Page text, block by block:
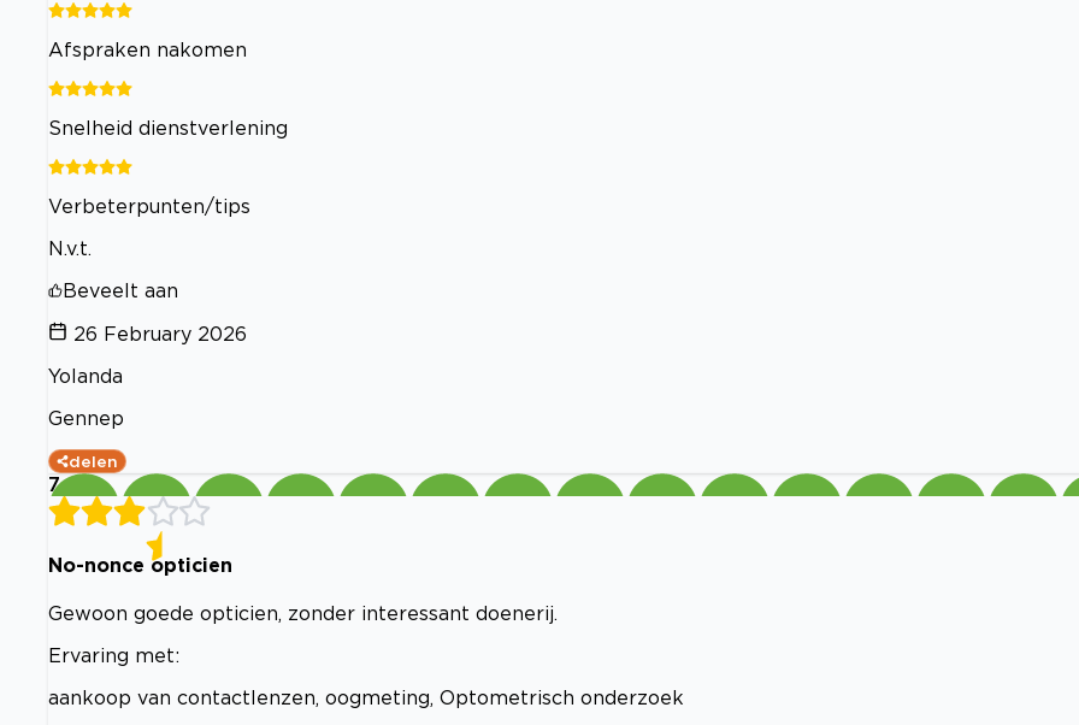
Afspraken nakomen
Snelheid dienstverlening
Verbeterpunten/tips
N.v.t.
Beveelt aan
26 February 2026
Yolanda
Gennep
delen
7
No-nonce opticien
Gewoon goede opticien, zonder interessant doenerij.
Ervaring met:
aankoop van contactlenzen, oogmeting, Optometrisch onderzoek